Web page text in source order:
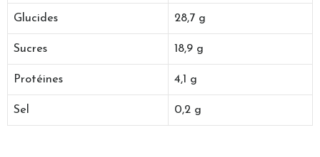
Glucides 28,7 g
Sucres 18,9 g
Protéines 4,1 g
Sel 0,2 g